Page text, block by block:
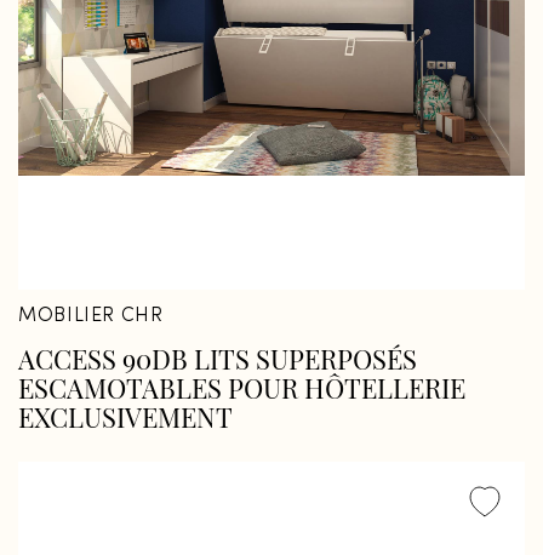
MOBILIER CHR
ACCESS 90DB LITS SUPERPOSÉS
ESCAMOTABLES POUR HÔTELLERIE
EXCLUSIVEMENT